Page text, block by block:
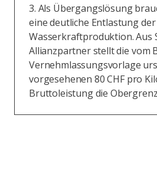
3. Als Übergangslösung
eine deutliche Entlastung der
Wasserkraftproduktion. Aus
Allianzpartner stellt die vom
Vernehmlassungsvorlage
vorgesehenen 80 CHF pro
Bruttoleistung die